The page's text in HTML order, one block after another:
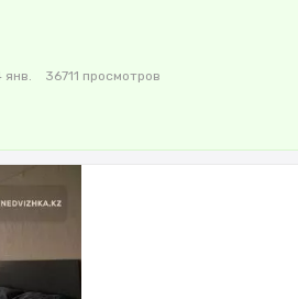
меблирована,Полностью
2.9,паркинг:
янв. 36711 просмотров